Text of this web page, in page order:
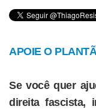
APOIE O
Se você quer
direita fascista,